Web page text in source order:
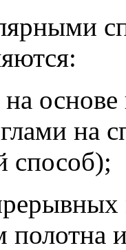
на
способ);